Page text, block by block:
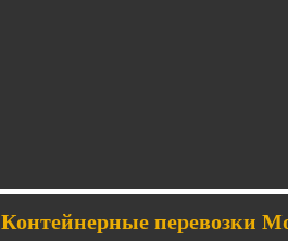
Контейнерные перевозки